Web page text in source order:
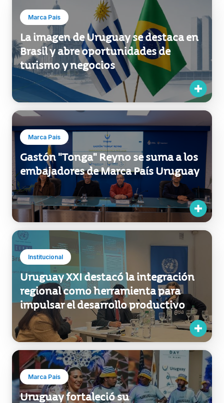
Marca País
La imagen de Uruguay se destaca en
Brasil y abre oportunidades de
turismo y negocios
Marca País
Gastón "Tonga" Reyno se suma a los
embajadores de Marca País Uruguay
Institucional
Uruguay XXI destacó la integración
regional como herramienta para
impulsar el desarrollo productivo